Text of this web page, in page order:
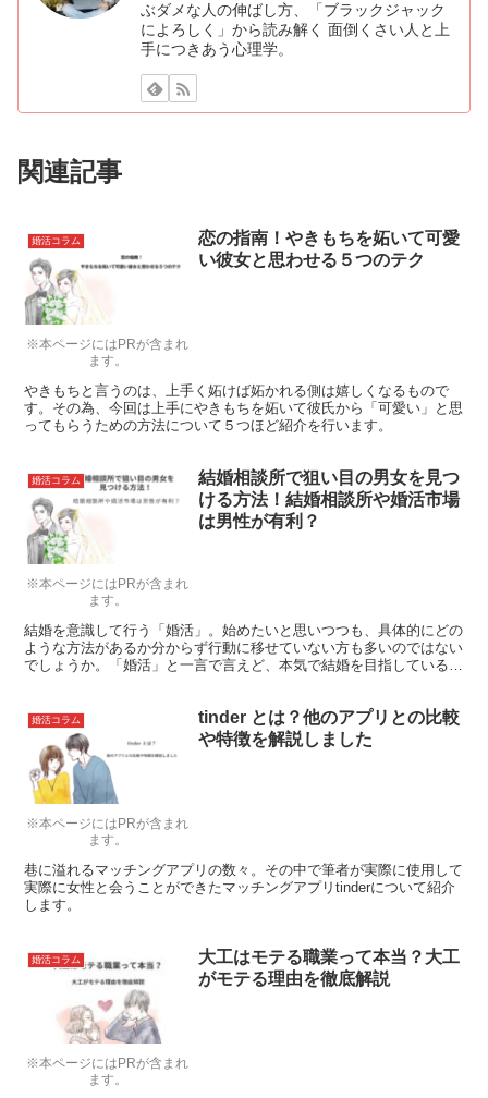
ぶダメな人の伸ばし方、「ブラックジャック
によろしく」から読み解く 面倒くさい人と上
手につきあう心理学。
関連記事
※本ページにはPRが含まれ
ます。
婚活コラム
恋の指南！やきもちを妬いて可愛
い彼女と思わせる５つのテク
やきもちと言うのは、上手く妬けば妬かれる側は嬉しくなるもので
す。その為、今回は上手にやきもちを妬いて彼氏から「可愛い」と思
ってもらうための方法について５つほど紹介を行います。
※本ページにはPRが含まれ
ます。
婚活コラム
結婚相談所で狙い目の男女を見つ
ける方法！結婚相談所や婚活市場
は男性が有利？
結婚を意識して行う「婚活」。始めたいと思いつつも、具体的にどの
ような方法があるか分からず行動に移せていない方も多いのではない
でしょうか。「婚活」と一言で言えど、本気で結婚を目指している人
出会いが多い婚活を7つご紹介しますので参考にしてください。
※本ページにはPRが含まれ
ます。
婚活コラム
tinder とは？他のアプリとの比較
や特徴を解説しました
巷に溢れるマッチングアプリの数々。その中で筆者が実際に使用して
実際に女性と会うことができたマッチングアプリtinderについて紹介
します。
※本ページにはPRが含まれ
ます。
婚活コラム
大工はモテる職業って本当？大工
がモテる理由を徹底解説